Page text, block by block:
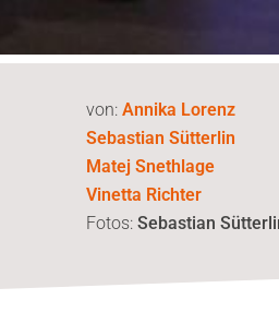
von:Annika Lorenz
Sebastian Sütterlin
Matej Snethlage
Vinetta Richter
Fotos:Sebastian